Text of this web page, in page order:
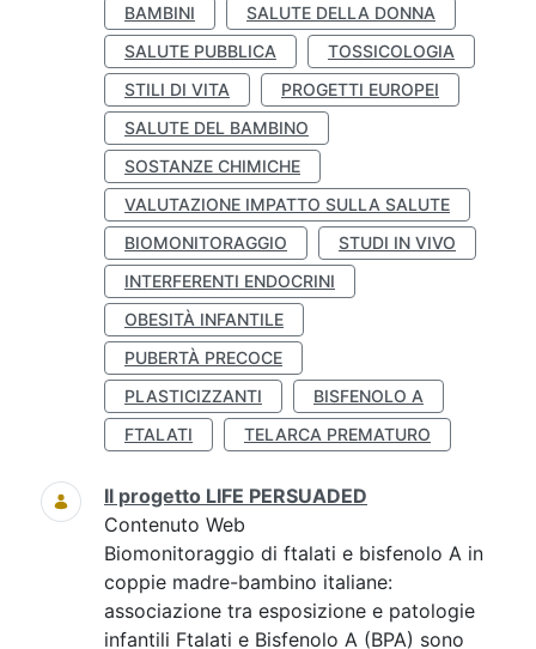
BAMBINI
SALUTE DELLA DONNA
SALUTE PUBBLICA
TOSSICOLOGIA
STILI DI VITA
PROGETTI EUROPEI
SALUTE DEL BAMBINO
SOSTANZE CHIMICHE
VALUTAZIONE IMPATTO SULLA SALUTE
BIOMONITORAGGIO
STUDI IN VIVO
INTERFERENTI ENDOCRINI
OBESITÀ INFANTILE
PUBERTÀ PRECOCE
PLASTICIZZANTI
BISFENOLO A
FTALATI
TELARCA PREMATURO
Il progetto LIFE PERSUADED
Contenuto Web
Biomonitoraggio di ftalati e bisfenolo A in
coppie madre-bambino italiane:
associazione tra esposizione e patologie
infantili Ftalati e Bisfenolo A (BPA) sono